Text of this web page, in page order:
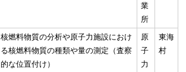
業
所
核燃料物質の分析や原子力施設におけ
る核燃料物質の種類や量の測定（査察
的な位置付け）
原
子
力
東海
村